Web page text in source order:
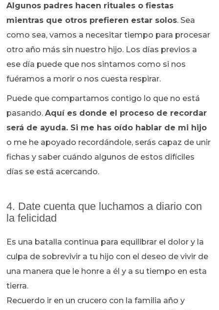
Algunos padres hacen rituales o fiestas
mientras que otros prefieren estar solos. Sea
como sea, vamos a necesitar tiempo para procesar
otro año más sin nuestro hijo. Los días previos a
ese día puede que nos sintamos como si nos
fuéramos a morir o nos cuesta respirar.
Puede que compartamos contigo lo que no está
pasando.Aquí es donde el proceso de recordar
será de ayuda. Si me has oído hablar de mi hijo
o me he apoyado recordándole, serás capaz de unir
fichas y saber cuándo algunos de estos difíciles
días se está acercando.
4. Date cuenta que luchamos a diario con
la felicidad
Es una batalla continua para equilibrar el dolor y la
culpa de sobrevivir a tu hijo con el deseo de vivir de
una manera que le honre a él y a su tiempo en esta
tierra.
Recuerdo ir en un crucero con la familia año y